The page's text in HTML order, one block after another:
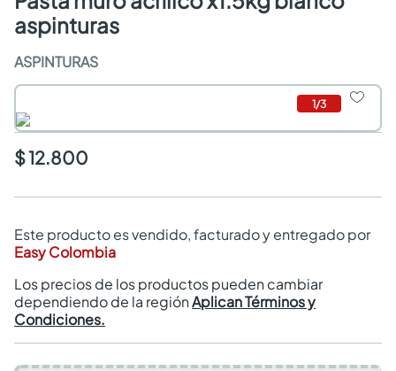
aspinturas
ASPINTURAS
1/3
$ 12.800
Este producto es vendido, facturado y entregado por
Easy Colombia
Los precios de los productos pueden cambiar
dependiendo de la regiónAplican Términos y
Condiciones.
pisos
armarios closet
comedores